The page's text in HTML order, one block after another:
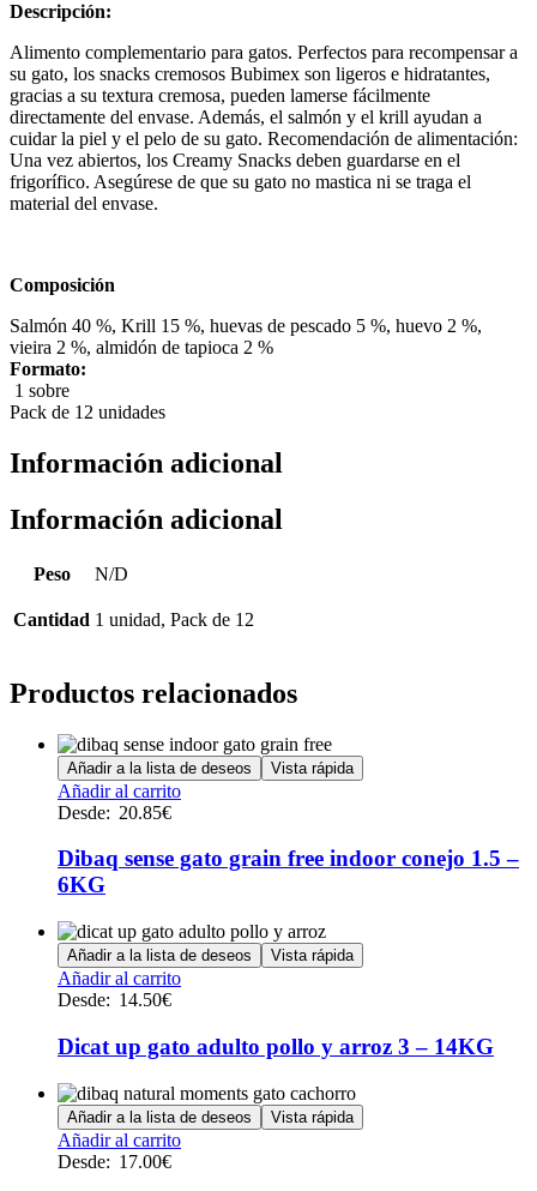
Descripción:
Alimento complementario para gatos. Perfectos para recompensar a
su gato, los snacks cremosos Bubimex son ligeros e hidratantes,
gracias a su textura cremosa, pueden lamerse fácilmente
directamente del envase. Además, el salmón y el krill ayudan a
cuidar la piel y el pelo de su gato. Recomendación de alimentación:
Una vez abiertos, los Creamy Snacks deben guardarse en el
frigorífico. Asegúrese de que su gato no mastica ni se traga el
material del envase.
Composición
Salmón 40 %, Krill 15 %, huevas de pescado 5 %, huevo 2 %,
vieira 2 %, almidón de tapioca 2 %
Formato:
1 sobre
Pack de 12 unidades
Información adicional
Información adicional
Peso N/D
Cantidad 1 unidad, Pack de 12
Productos relacionados
Añadir a la lista de deseos Vista rápida
Añadir al carritoEste
múltiples
variantes.
se
pueden
elegir
página
producto
Desde: 20.85€
Dibaq sense gato grain free indoor conejo 1.5 –
6KG
Añadir a la lista de deseos Vista rápida
Añadir al carritoEste
múltiples
variantes.
opciones
se
pueden
Desde: 14.50€
Dicat up gato adulto pollo y arroz 3 – 14KG
Añadir a la lista de deseos Vista rápida
Añadir al carritoEste
Desde: 17.00€